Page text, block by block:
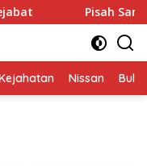
Sambut Kapolres
Nissan